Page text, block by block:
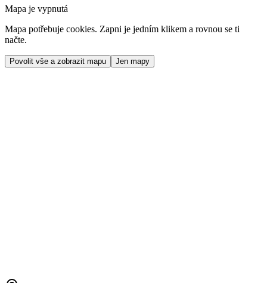
Mapa je vypnutá
Mapa potřebuje cookies. Zapni je jedním klikem a rovnou se ti
načte.
Povolit vše a zobrazit mapu Jen mapy